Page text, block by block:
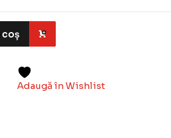
coș
Adaugă în Wishlist